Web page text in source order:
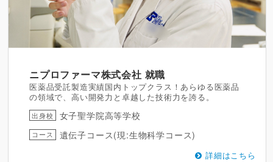
ニプロファーマ株式会社 就職
医薬品受託製造実績国内トップクラス！あらゆる医薬品
の領域で、高い開発力と卓越した技術力を誇る。
出身校 女子聖学院高等学校
コース 遺伝子コース(現:生物科学コース)
詳細はこちら